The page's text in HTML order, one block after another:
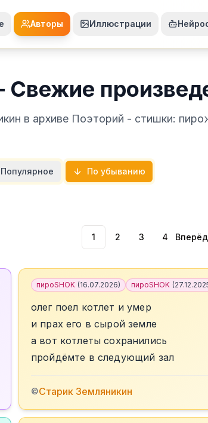
Авторы Иллюстрации
в архиве Поэторий - стишки:
Популярное По убыванию
1 2 3 4 Вперёд
пироSHOK (16.07.2026) пироSHOK (
олег поел котлет и умер
и прах его в сырой земле
а вот котлеты сохранились
пройдёмте в следующий зал
©Старик Земляникин